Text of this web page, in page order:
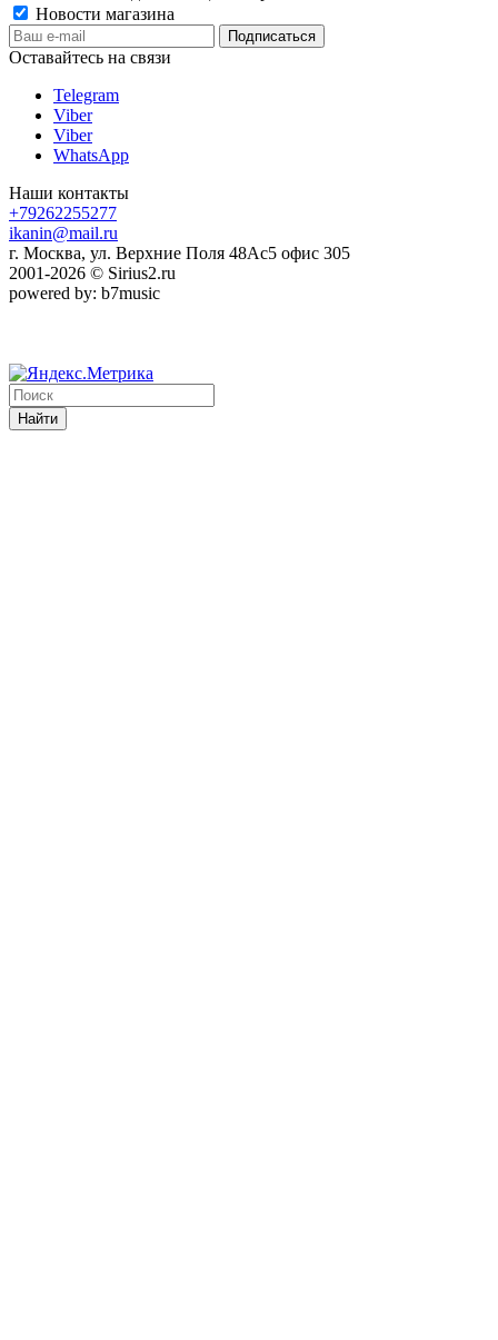
Новости магазина
Оставайтесь на связи
Telegram
Viber
Viber
WhatsApp
Наши контакты
+79262255277
ikanin@mail.ru
г. Москва, ул. Верхние Поля 48Ас5 офис 305
2001-2026 © Sirius2.ru
powered by: b7music
Найти